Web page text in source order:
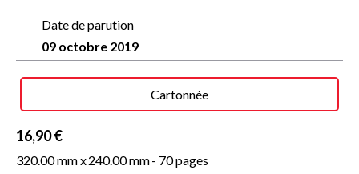
Date de parution
09 octobre 2019
Cartonnée
16,90 €
320.00 mm x240.00 mm- 70 pages